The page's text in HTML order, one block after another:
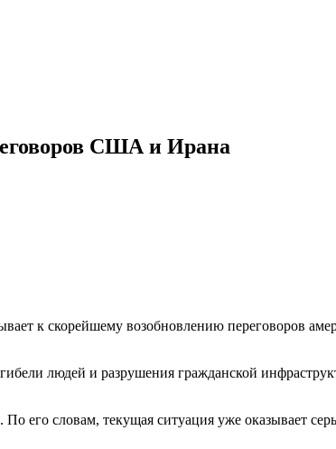
США и Ирана
к скорейшему возобновлению переговоров
людей и разрушения гражданской
его словам, текущая ситуация уже оказывает